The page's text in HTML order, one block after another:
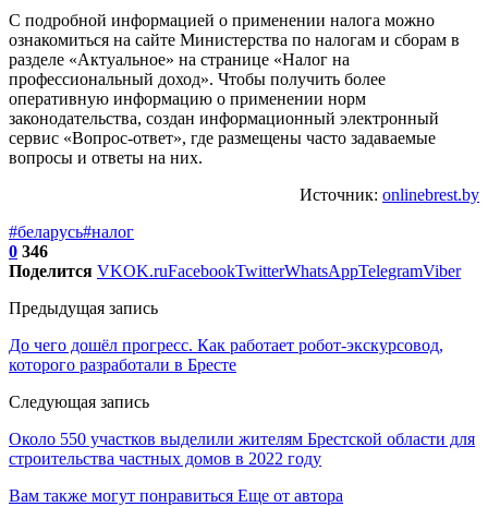
С подробной информацией о применении налога можно
ознакомиться на сайте Министерства по налогам и сборам в
разделе «Актуальное» на странице «Налог на
профессиональный доход». Чтобы получить более
оперативную информацию о применении норм
законодательства, создан информационный электронный
сервис «Вопрос-ответ», где размещены часто задаваемые
вопросы и ответы на них.
Источник: onlinebrest.by
#беларусь#налог
0 346
Поделится VKOK.ruFacebookTwitterWhatsAppTelegramViber
Предыдущая запись
До чего дошёл прогресс. Как работает робот-экскурсовод,
которого разработали в Бресте
Следующая запись
Около 550 участков выделили жителям Брестской области для
строительства частных домов в 2022 году
Вам также могут понравиться Еще от автора